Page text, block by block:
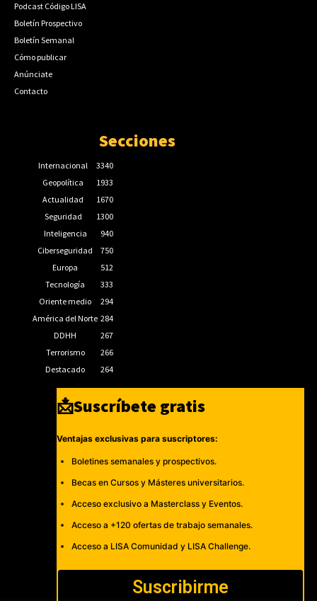
Podcast Código LISA
Boletín Prospectivo
Boletín Semanal
Cómo publicar
Anúnciate
Contacto
Secciones
Internacional
3340
Geopolítica
1933
Actualidad
1670
Seguridad
1300
Inteligencia
940
Ciberseguridad
750
Europa
512
Tecnología
333
Oriente medio
294
América del Norte 284
DDHH
267
Terrorismo
266
Destacado
264
📩Suscríbete gratis
Ventajas exclusivas para suscriptores:
Boletines semanales y prospectivos.
Becas en Cursos y Másteres universitarios.
Acceso exclusivo a Masterclass y Eventos.
Acceso a +120 ofertas de trabajo semanales.
Acceso a LISA Comunidad y LISA Challenge.
Suscribirme